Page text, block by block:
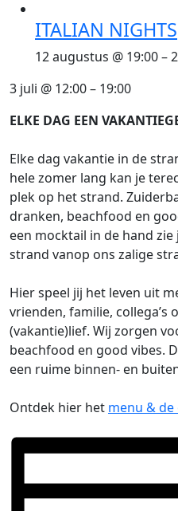
ITALIAN NIGHTS
12 augustus @ 19:00–
3 juli @ 12:00– 19:00
ELKE DAG EEN
Elke dag vakantie in de
hele zomer lang kan je
plek op het strand.
dranken, beachfood en
een mocktail in de hand
strand vanop ons zalige
Hier speel jij het leven uit
vrienden, familie, collega’s
(vakantie)lief. Wij zorgen
beachfood en good vibes.
een ruime binnen- en
Ontdek hier het menu &